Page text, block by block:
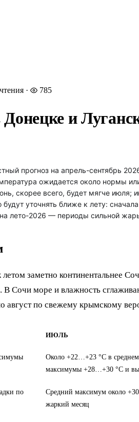
· 785
Донецке и
прогноз на апрель-сентябрь
ожидается около нормы
скорее всего, будет мягче
будут уточнять ближе к лету:
лето-2026 — периоды сильной
заметно континентальнее
Сочи море и влажность
по свежему крымскому
ИЮЛЬ
Около +22…+23 °C в
максимумы +28…+30 °C и
по
Средний максимум около
жаркий месяц